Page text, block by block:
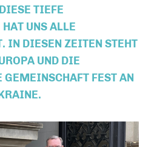
TIEFE
HAT UNS ALLE
IN DIESEN ZEITEN STEHT
UND DIE
FEST AN